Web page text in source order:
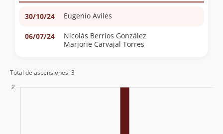
30/10/24 Eugenio Aviles
06/07/24
Nicolás Berríos González
Marjorie Carvajal Torres
Total de ascensiones: 3